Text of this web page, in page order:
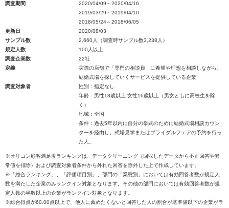
調査期間
2020/04/09～2020/04/16
2019/03/29～2019/04/10
2018/05/24～2018/06/05
更新日
2020/08/03
サンプル数
2,660人（調査時サンプル数3,238人）
規定人数
100人以上
調査企業数
22社
定義
実際の店舗で「専門の相談員」に希望や理想を相談しながら、
結婚式場を探していくサービスを提供している企業
調査対象者
性別：指定なし
年齢：男性18歳以上 女性16歳以上（男女ともに高校生を除
く）
地域：全国
条件：過去5年以内に自分の挙式のために結婚式場相談カウン
ターを経由し、式場見学またはブライダルフェアの予約を行っ
た人。
※オリコン顧客満足度ランキングは、データクリーニング（回収したデータから不正回答や異
常値を排除）および調査対象者条件から外れた回答を除外した上で作成しています。
※「総合ランキング」、「評価項目別」、部門の「業態別」においては有効回答者数が規定人
数を満たした企業のみランクイン対象となります。その他の部門においては有効回答者数が規
定人数の半数以上の企業がランクイン対象となります。
※総合得点が60.00点以上で、他人に薦めたくないと回答した人の割合が基準値以下の企業がラ